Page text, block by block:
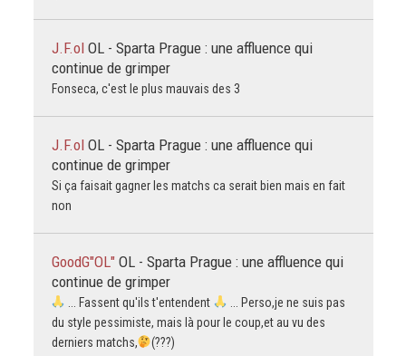
J.F.ol OL - Sparta Prague : une affluence qui
continue de grimper
Fonseca, c'est le plus mauvais des 3
J.F.ol OL - Sparta Prague : une affluence qui
continue de grimper
Si ça faisait gagner les matchs ca serait bien mais en fait
non
GoodG"OL" OL - Sparta Prague : une affluence qui
continue de grimper
... Fassent qu'ils t'entendent
... Perso,je ne suis pas
du style pessimiste, mais là pour le coup,et au vu des
derniers matchs,
(???)